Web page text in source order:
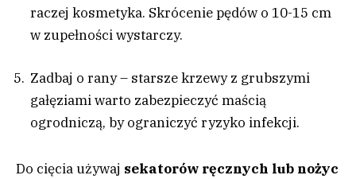
raczej kosmetyka. Skrócenie pędów o 10-15 cm
w zupełności wystarczy.
Zadbaj o rany – starsze krzewy z grubszymi
gałęziami warto zabezpieczyć maścią
ogrodniczą, by ograniczyć ryzyko infekcji.
Do cięcia używaj sekatorów ręcznych lub nożyc